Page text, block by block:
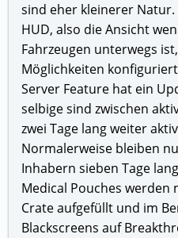
sind eher kleinerer
HUD, also die Ansicht
Fahrzeugen unterwegs
Möglichkeiten
Server Feature hat ein
selbige sind zwischen
zwei Tage lang weiter
Normalerweise bleiben
Inhabern sieben Tage
Medical Pouches werden
Crate aufgefüllt und im
Blackscreens auf